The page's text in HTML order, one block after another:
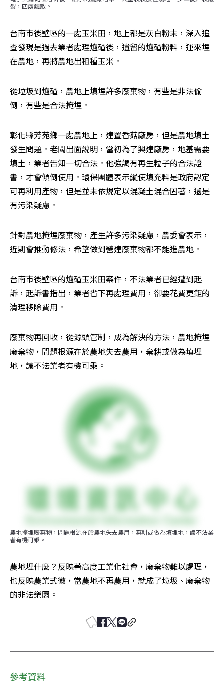
裂，四處飄散。
台南市後壁區的一處玉米田，地上都是灰白粉末，深入追
查發現是過去業者處理爐碴後，遺留的爐碴粉料，運來埋
在農地，再將農地出租種玉米。
從垃圾到爐碴，農地上填埋許多廢棄物，有些是非法偷
倒，有些是合法掩埋。
彰化縣芳苑鄉一處農地上，建置香菇廠房，但是農地填土
發生問題。老闆出面說明，當初為了興建廠房，地基需要
填土，業者告知一切合法。他強調有再生粒子的合法證
書，才會傾倒使用。環保團體表示縱使填充料是政府認定
可再利用產物，但是並未依規定以混凝土混合固著，還是
有污染疑慮。
針對農地掩埋廢棄物，產生許多污染疑慮，農委會表示，
近期會推動修法，希望做到營建廢棄物都不能進農地。
台南市後壁區的爐碴玉米田案件，不法業者已經遭到起
訴，起訴書指出，業者省下再處理費用，卻要花費更鉅的
清理移除費用。
廢棄物再回收，從源頭管制，成為解決的方法，農地掩埋
廢棄物，問題根源在於農地失去農用，棄耕或做為填埋
地，讓不法業者有機可乘。
農地掩埋廢棄物，問題根源在於農地失去農用，棄耕或做為填埋地，讓不法業
者有機可乘。
農地埋什麼？反映著高度工業化社會，廢棄物難以處理，
也反映農業式微，當農地不再農用，就成了垃圾、廢棄物
的非法樂園。
參考資料